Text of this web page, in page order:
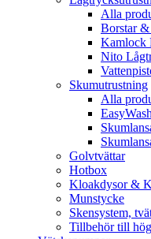
Alla
Borstar
Kamlock
Nito
Skumutrustning
Alla
Golvtvättar
Hotbox
Kloakdysor &
Munstycke
Skensystem,
Tillbehör till